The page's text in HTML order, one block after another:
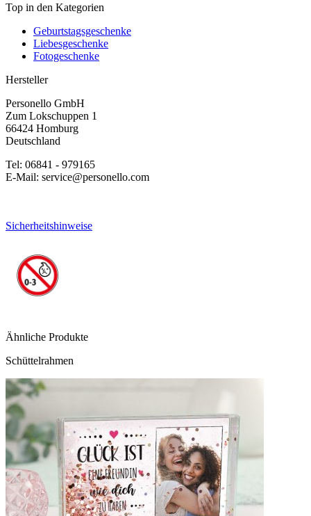
Top in den Kategorien
Geburtstagsgeschenke
Liebesgeschenke
Fotogeschenke
Hersteller
Personello GmbH
Zum Lokschuppen 1
66424 Homburg
Deutschland
Tel: 06841 - 979165
E-Mail: service@personello.com
Sicherheitshinweise
Ähnliche Produkte
Schüttelrahmen